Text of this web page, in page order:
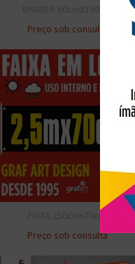
Preço sob consulta
FAIXA 250cmx70cm
Preço sob consulta